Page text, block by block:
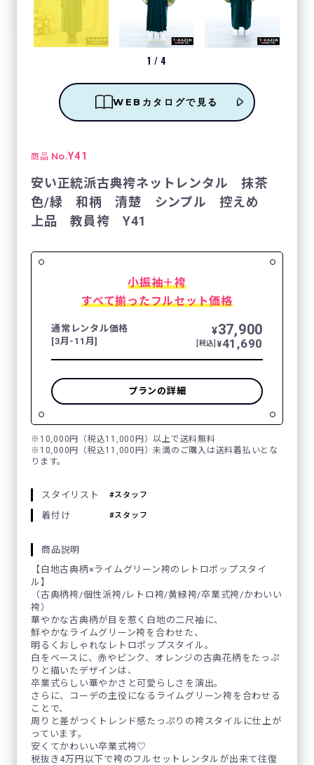
1 / 4
WEBカタログで見る
商品 No.Y41
安い正統派古典袴ネットレンタル 抹茶
色/緑 和柄 清楚 シンプル 控えめ
上品 教員袴 Y41
小振袖＋袴
すべて揃ったフルセット価格
通常レンタル価格
[3月-11月]
¥37,900
[税込] ¥41,690
プランの詳細
※10,000円（税込11,000円）以上で送料無料
※10,000円（税込11,000円）未満のご購入は送料着払いとな
ります。
スタイリスト スタッフ
着付け スタッフ
商品説明
【白地古典柄×ライムグリーン袴のレトロポップスタイ
ル】
（古典柄袴/個性派袴/レトロ袴/黄緑袴/卒業式袴/かわいい
袴）
華やかな古典柄が目を惹く白地の二尺袖に、
鮮やかなライムグリーン袴を合わせた、
明るくおしゃれなレトロポップスタイル。
白をベースに、赤やピンク、オレンジの古典花柄をたっぷ
りと描いたデザインは、
卒業式らしい華やかさと可愛らしさを演出。
さらに、コーデの主役になるライムグリーン袴を合わせる
ことで、
周りと差がつくトレンド感たっぷりの袴スタイルに仕上が
っています。
安くてかわいい卒業式袴♡
税抜き4万円以下で袴のフルセットレンタルが出来て往復